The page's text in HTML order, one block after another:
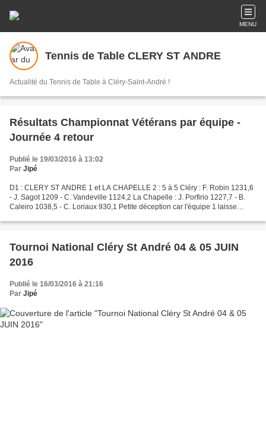
MENU
Tennis de Table CLERY ST ANDRE
Actualité du Tennis de Table à Cléry-Saint-André !
Résultats Championnat Vétérans par équipe -
Journée 4 retour
Publié le 19/03/2016 à 13:02
Par Jipé
D1 : CLERY ST ANDRE 1 et LA CHAPELLE 2 : 5 à 5 Cléry : F. Robin 1231,6
- J. Sagot 1209 - C. Vandeville 1124,2 La Chapelle : J. Porfirio 1227,7 - B.
Caleiro 1038,5 - C. Loriaux 930,1 Petite déception car l'équipe 1 laisse
Tournoi National Cléry St André 04 & 05 JUIN
2016
Publié le 16/03/2016 à 21:16
Par Jipé